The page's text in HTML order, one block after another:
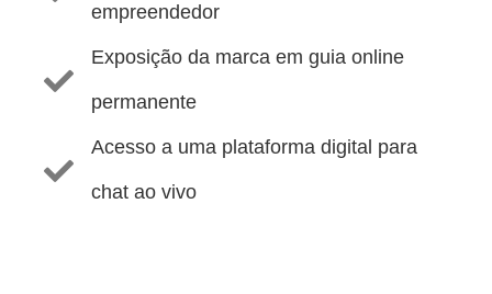
empreendedor
Exposição da marca em guia online
permanente
Acesso a uma plataforma digital para
chat ao vivo